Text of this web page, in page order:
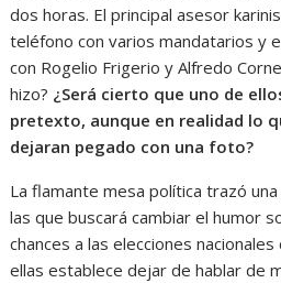
dos horas. El principal asesor
teléfono con varios mandatarios y
con Rogelio Frigerio y Alfredo
hizo? ¿Será cierto que uno de
pretexto, aunque en realidad lo
dejaran pegado con una foto?
La flamante mesa política trazó
las que buscará cambiar el humor
chances a las elecciones
ellas establece dejar de hablar de